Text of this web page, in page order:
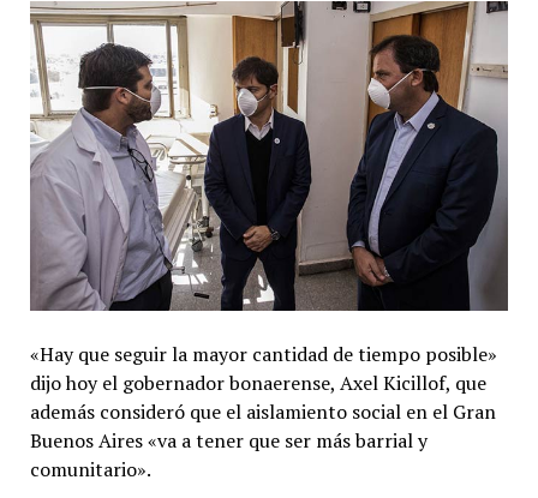
«Hay que seguir la mayor cantidad de tiempo posible»
dijo hoy el gobernador bonaerense, Axel Kicillof, que
además consideró que el aislamiento social en el Gran
Buenos Aires «va a tener que ser más barrial y
comunitario».